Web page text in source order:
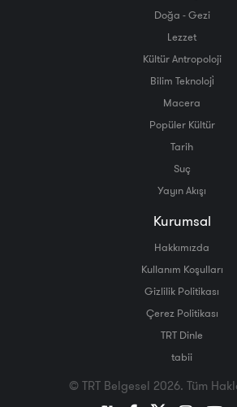
Doğa - Gezi
Lezzet
Kültür Antropoloji
Bilim Teknoloji̇
Macera
Popüler Kültür
Tarih
Suç
Yayın Akışı
Kurumsal
Hakkımızda
Kullanım Koşulları
Gizlilik Politikası
Çerez Politikası
TRT Dinle
tabii
© TRT Belgesel 2026. Tüm